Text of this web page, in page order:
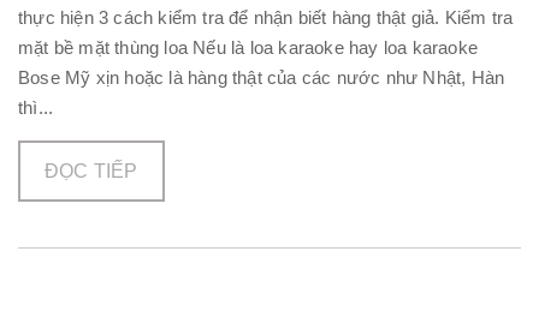
thực hiện 3 cách kiểm tra để nhận biết hàng thật giả. Kiểm tra
mặt bề mặt thùng loa Nếu là loa karaoke hay loa karaoke
Bose Mỹ xịn hoặc là hàng thật của các nước như Nhật, Hàn
thì...
ĐỌC TIẾP